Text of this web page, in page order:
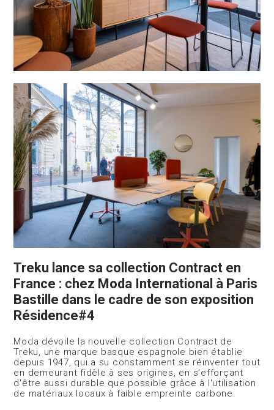
Treku lance sa collection Contract en
France : chez Moda International à Paris
Bastille dans le cadre de son exposition
Résidence#4
Moda dévoile la nouvelle collection Contract de
Treku, une marque basque espagnole bien établie
depuis 1947, qui a su constamment se réinventer tout
en demeurant fidèle à ses origines, en s'efforçant
d'être aussi durable que possible grâce à l'utilisation
de matériaux locaux à faible empreinte carbone.